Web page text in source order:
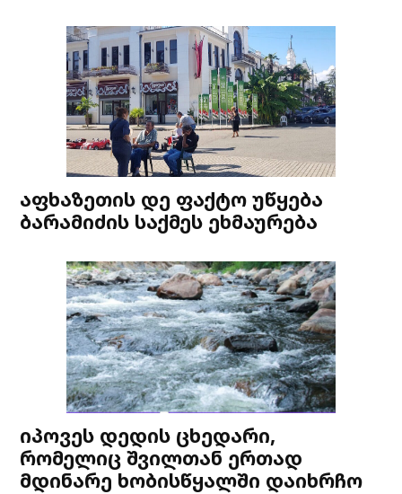
აფხაზეთის დე ფაქტო უწყება
ბარამიძის საქმეს ეხმაურება
იპოვეს დედის ცხედარი,
რომელიც შვილთან ერთად
მდინარე ხობისწყალში დაიხრჩო